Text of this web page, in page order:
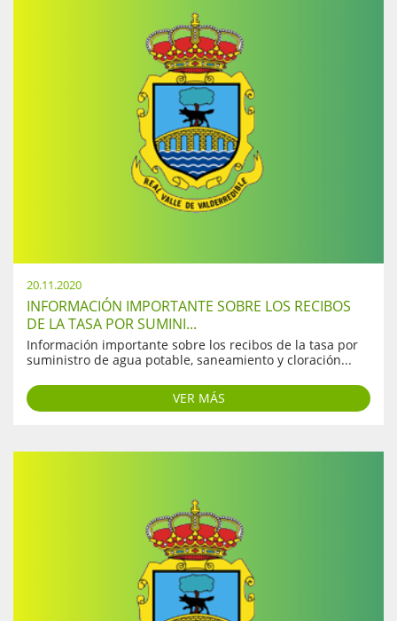
20.11.2020
INFORMACIÓN IMPORTANTE SOBRE LOS RECIBOS
DE LA TASA POR SUMINI...
Información importante sobre los recibos de la tasa por
suministro de agua potable, saneamiento y cloración...
VER MÁS